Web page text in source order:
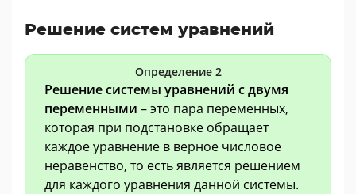
Решение систем уравнений
Определение 2
Решение системы уравнений с двумя
переменными – это пара переменных,
которая при подстановке обращает
каждое уравнение в верное числовое
неравенство, то есть является решением
для каждого уравнения данной системы.